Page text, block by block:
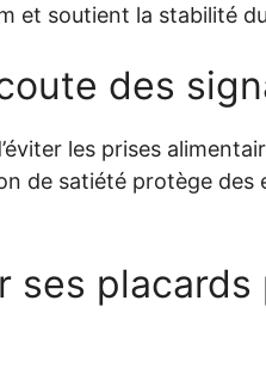
et soutient la stabilité du
des
les prises
de satiété protège
ses